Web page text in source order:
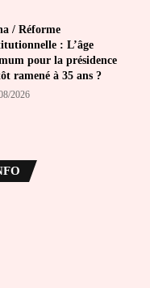
/ Réforme
: L’âge
pour la présidence
ramené à 35 ans ?
2026